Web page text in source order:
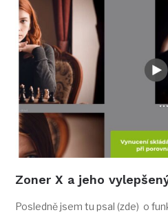
Zoner X a jeho
Posledně jsem tu psal (zde) o